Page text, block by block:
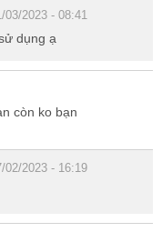
03/2023 - 08:41
dụng ạ
còn ko bạn
02/2023 - 16:19